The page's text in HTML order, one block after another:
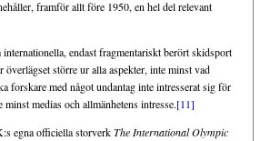
framför allt före 1950, en hel del relevant
endast fragmentariskt berört skidsport
större ur alla aspekter, inte minst vad
forskare med något undantag inte intresserat sig för
medias och allmänhetens intresse.[11]
egna officiella storverkThe International Olympic